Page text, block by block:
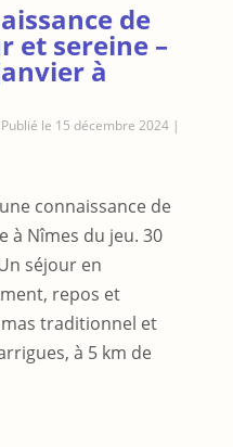
de
et sereine –
à
le 15 décembre 2024|
connaissance de
à Nîmes du jeu. 30
séjour en
repos et
traditionnel et
à 5 km de